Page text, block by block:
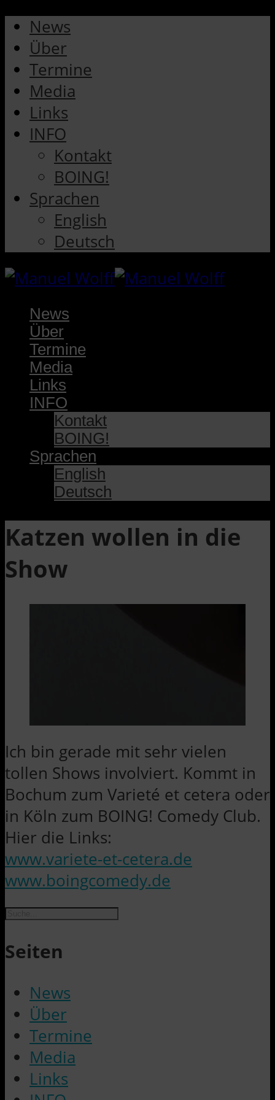
News
Über
Termine
Media
Links
INFO
Kontakt
BOING!
Sprachen
English
Deutsch
News
Über
Termine
Media
Links
INFO
Kontakt
BOING!
Sprachen
English
Deutsch
Katzen wollen in die
Show
Ich bin gerade mit sehr vielen
tollen Shows involviert. Kommt in
Bochum zum Varieté et cetera oder
in Köln zum BOING! Comedy Club.
Hier die Links:
www.variete-et-cetera.de
www.boingcomedy.de
Suche
Seiten
News
Über
Termine
Media
Links